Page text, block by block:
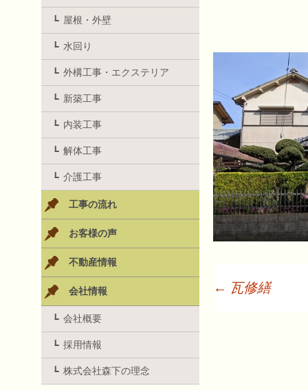
← 瓦修繕
屋根・外壁
水回り
外構工事・エクステリア
新築工事
内装工事
解体工事
介護工事
工事の流れ
お客様の声
不動産情報
会社情報
会社概要
採用情報
株式会社森下の理念